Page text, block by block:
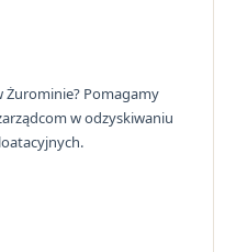
Żurominie? Pomagamy
w odzyskiwaniu